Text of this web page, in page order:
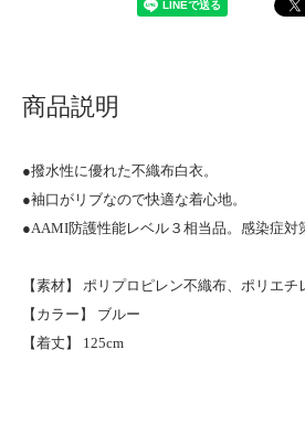
商品説明
●撥水性に優れた不織布白衣。
●袖口がリブなので快適な着心地。
●AAMI防護性能レベル３相当品。感染症
【素材】 ポリプロピレン不織布、ポリエチ
【カラー】 ブルー
【着丈】 125cm